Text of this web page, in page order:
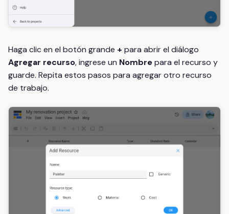
Haga clic en el botón grande + para abrir el diálogo
Agregar recurso, ingrese un Nombrepara el recurso y
guarde. Repita estos pasos para agregar otro recurso
de trabajo.